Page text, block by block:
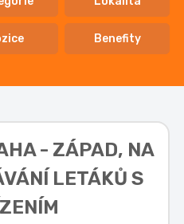
Benefity
- ZÁPAD, NA
LETÁKŮ S